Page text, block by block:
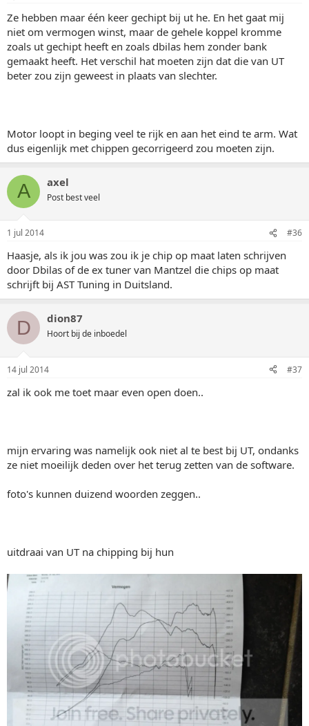
Ze hebben maar één keer gechipt bij ut he. En het gaat mij
niet om vermogen winst, maar de gehele koppel kromme
zoals ut gechipt heeft en zoals dbilas hem zonder bank
gemaakt heeft. Het verschil hat moeten zijn dat die van UT
beter zou zijn geweest in plaats van slechter.
Motor loopt in beging veel te rijk en aan het eind te arm. Wat
dus eigenlijk met chippen gecorrigeerd zou moeten zijn.
A axel
Post best veel
1 jul 2014 #36
Haasje, als ik jou was zou ik je chip op maat laten schrijven
door Dbilas of de ex tuner van Mantzel die chips op maat
schrijft bij AST Tuning in Duitsland.
D dion87
Hoort bij de inboedel
14 jul 2014 #37
zal ik ook me toet maar even open doen..
mijn ervaring was namelijk ook niet al te best bij UT, ondanks
ze niet moeilijk deden over het terug zetten van de software.
foto's kunnen duizend woorden zeggen..
uitdraai van UT na chipping bij hun